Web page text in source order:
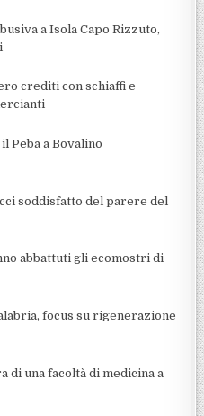
a Isola Capo Rizzuto,
crediti con schiaffi e
Peba a Bovalino
soddisfatto del parere del
abbattuti gli ecomostri di
focus su rigenerazione
di una facoltà di medicina a